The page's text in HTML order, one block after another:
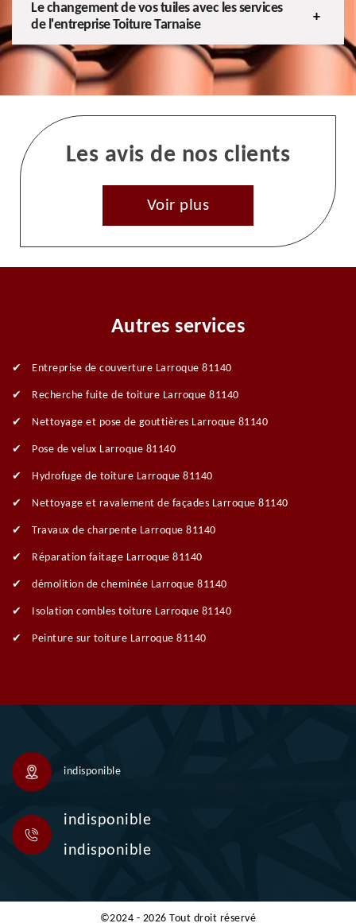
Le changement de vos tuiles avec les services
de l'entreprise Toiture Tarnaise
Les avis de nos clients
Voir plus
Autres services
Entreprise de couverture Larroque 81140
Recherche fuite de toiture Larroque 81140
Nettoyage et pose de gouttières Larroque 81140
Pose de velux Larroque 81140
Hydrofuge de toiture Larroque 81140
Nettoyage et ravalement de façades Larroque 81140
Travaux de charpente Larroque 81140
Réparation faitage Larroque 81140
démolition de cheminée Larroque 81140
Isolation combles toiture Larroque 81140
Peinture sur toiture Larroque 81140
indisponible
indisponible
indisponible
©2024 - 2026 Tout droit réservé